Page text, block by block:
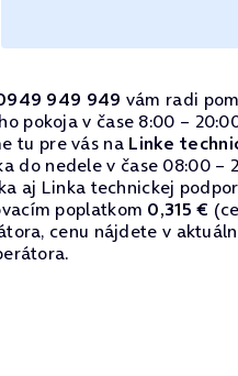
949 949 vám radi
pokoja v čase 8:00 –
tu pre vás na Linke
do nedele v čase 08:00 –
aj Linka technickej
poplatkom 0,315 €
cenu nájdete v